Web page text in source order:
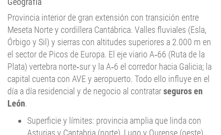
Meseta Norte y cordillera Cantábrica. Valles fluviales (Esla,
Órbigo y Sil) y sierras con altitudes superiores a 2.000 m en
el sector de Picos de Europa. El eje viario A‑66 (Ruta de la
Plata) vertebra norte‑sur y la A‑6 el corredor hacia Galicia; la
capital cuenta con AVE y aeropuerto. Todo ello influye en el
día a día residencial y de negocio al contratarseguros en
León .
Asturias y Cantabria (norte), Lugo y Ourense (oeste),
Palencia (este) y Zamora y Valladolid (sur).